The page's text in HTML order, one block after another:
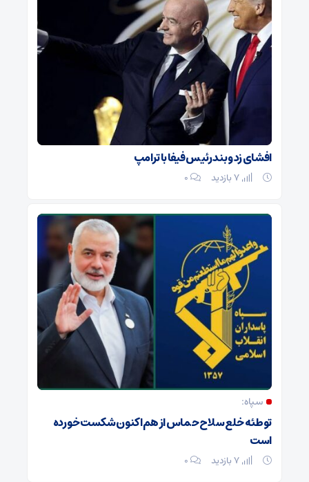
افشای زد و بند رئیس فیفا با ترامپ
۰
سپاه: ️
توطئه خلع سلاح حماس از هم‌اکنون شکست خورده
است
۰